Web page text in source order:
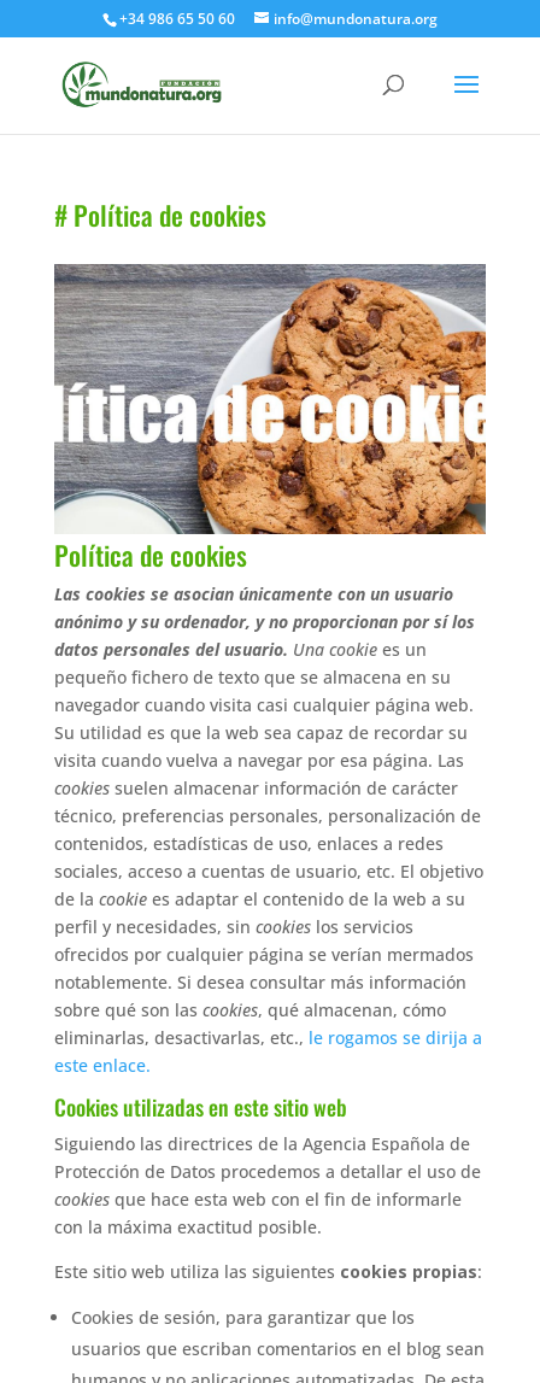
+34 986 65 50 60 info@mundonatura.org
# Política de cookies
Política de cookies
Las cookies se asocian únicamente con un usuario
anónimo y su ordenador, y no proporcionan por sí los
datos personales del usuario. Una cookiees un
pequeño fichero de texto que se almacena en su
navegador cuando visita casi cualquier página web.
Su utilidad es que la web sea capaz de recordar su
visita cuando vuelva a navegar por esa página. Las
cookiessuelen almacenar información de carácter
técnico, preferencias personales, personalización de
contenidos, estadísticas de uso, enlaces a redes
sociales, acceso a cuentas de usuario, etc. El objetivo
de la cookiees adaptar el contenido de la web a su
perfil y necesidades, sin cookieslos servicios
ofrecidos por cualquier página se verían mermados
notablemente. Si desea consultar más información
sobre qué son las cookies, qué almacenan, cómo
eliminarlas, desactivarlas, etc., le rogamos se dirija a
este enlace.
Cookies utilizadas en este sitio web
Siguiendo las directrices de la Agencia Española de
Protección de Datos procedemos a detallar el uso de
cookiesque hace esta web con el fin de informarle
con la máxima exactitud posible.
Este sitio web utiliza las siguientes cookies propias:
Cookies de sesión, para garantizar que los
usuarios que escriban comentarios en el blog sean